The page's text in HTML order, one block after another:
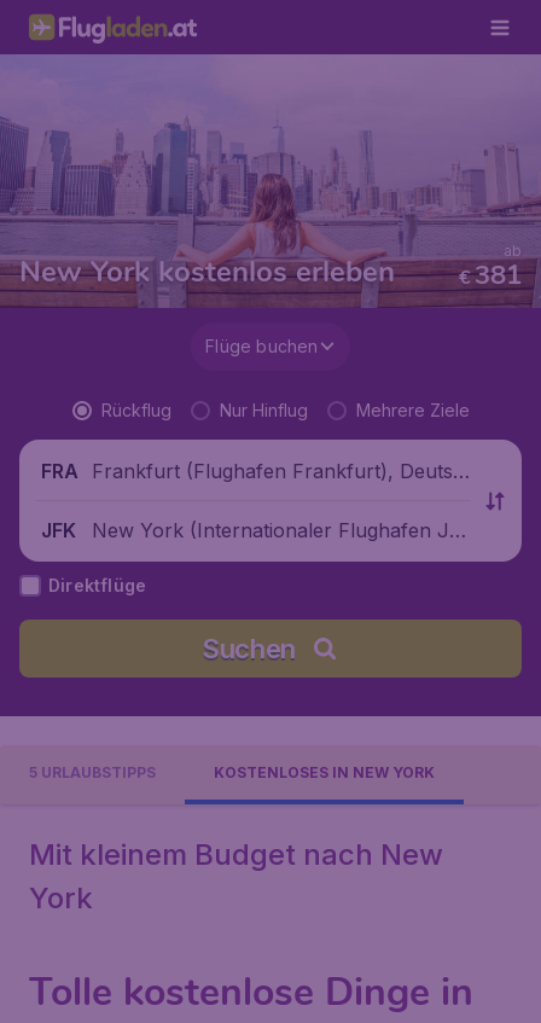
New York kostenlos erleben €381
ab
Flüge buchen
Rückflug Nur Hinflug Mehrere Ziele
FRA
Frankfurt (Flughafen Frankfurt), Deutsc
JFK
New York (Internationaler Flughafen Jo
hn F. Kennedy), Vereinigte Staaten
Direktflüge
Suchen
5 URLAUBSTIPPS KOSTENLOSES IN NEW YORK
Mit kleinem Budget nach New
York
Tolle kostenlose Dinge in